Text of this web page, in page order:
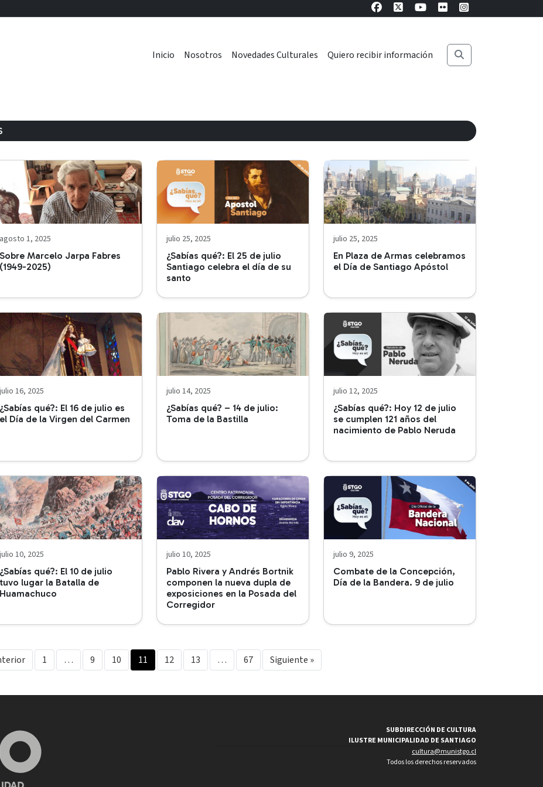
Inicio Nosotros Novedades Culturales Quiero recibir información
agosto 1, 2025
Sobre Marcelo Jarpa Fabres
(1949-2025)
julio 25, 2025
¿Sabías qué?: El 25 de julio
Santiago celebra el día de su
santo
julio 25, 2025
En Plaza de Armas celebramos
el Día de Santiago Apóstol
julio 16, 2025
¿Sabías qué?: El 16 de julio es
el Día de la Virgen del Carmen
julio 14, 2025
¿Sabías qué? – 14 de julio:
Toma de la Bastilla
julio 12, 2025
¿Sabías qué?: Hoy 12 de julio
se cumplen 121 años del
nacimiento de Pablo Neruda
julio 10, 2025
¿Sabías qué?: El 10 de julio
tuvo lugar la Batalla de
Huamachuco
julio 10, 2025
Pablo Rivera y Andrés Bortnik
componen la nueva dupla de
exposiciones en la Posada del
Corregidor
julio 9, 2025
Combate de la Concepción,
Día de la Bandera. 9 de julio
1 … 9 10 11 12 13 … 67 Siguiente »
SUBDIRECCIÓN DE CULTURA
ILUSTRE MUNICIPALIDAD DE SANTIAGO
cultura@munistgo.cl
Todos los derechos reservados